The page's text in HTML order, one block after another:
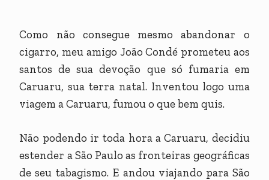
Como não consegue mesmo abandonar o
cigarro, meu amigo João Condé prometeu aos
santos de sua devoção que só fumaria em
Caruaru, sua terra natal. Inventou logo uma
viagem a Caruaru, fumou o que bem quis.
Não podendo ir toda hora a Caruaru, decidiu
estender a São Paulo as fronteiras geográficas
de seu tabagismo. E andou viajando para São